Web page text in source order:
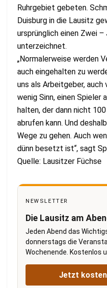
Ruhrgebiet gebeten.
Duisburg in die Lausitz
ursprünglich einen Zwei
unterzeichnet.
„Normalerweise werden
auch eingehalten zu
uns als Arbeitgeber,
wenig Sinn, einen Spieler
halten, der dann nicht
abrufen kann. Und
Wege zu gehen. Auch
dünn besetzt ist“, sagt
Quelle: Lausitzer Füchse
NEWSLETTER
Die Lausitz am
Jeden Abend das
donnerstags die
Wochenende. Kostenlos
Jetzt